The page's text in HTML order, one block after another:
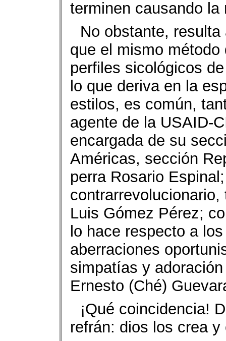
terminen causando la
No obstante,
que el mismo
perfiles sicológicos
lo que deriva en la
estilos, es común,
agente de la USAID-
encargada de su
Américas, sección
perra Rosario
Luis Gómez Pérez;
lo hace respecto a
aberraciones
simpatías y
Ernesto (Ché)
¡Qué coincidencia!
refrán: dios los crea